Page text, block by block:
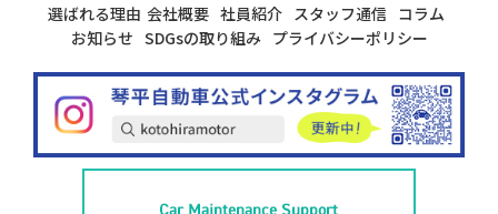
選ばれる理由 会社概要 社員紹介 スタッフ通信 コラム
お知らせ SDGsの取り組み プライバシーポリシー